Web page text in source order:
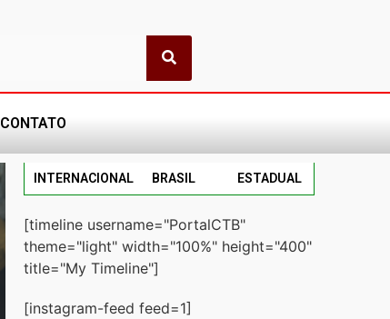
CONTATO
INTERNACIONAL BRASIL ESTADUAL
[timeline username="PortalCTB"
theme="light" width="100%" height="400"
title="My Timeline"]
[instagram-feed feed=1]